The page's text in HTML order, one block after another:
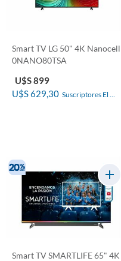
Smart TV LG 50" 4K Nanocell
0NANO80TSA
U$S 899
U$S 629,30 Suscriptores El
Smart TV SMARTLIFE 65" 4K